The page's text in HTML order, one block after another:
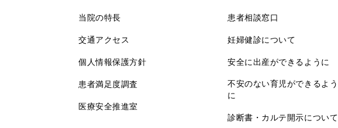
当院の特長
交通アクセス
個人情報保護方針
患者満足度調査
医療安全推進室
患者相談窓口
妊婦健診について
安全に出産ができるように
不安のない育児ができるよう
に
診断書・カルテ開示について